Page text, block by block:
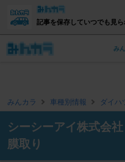
記事を保存していつでも見ら
み
みんカラ 車種別情報 ダイハ
シーシーアイ株式会
膜取り